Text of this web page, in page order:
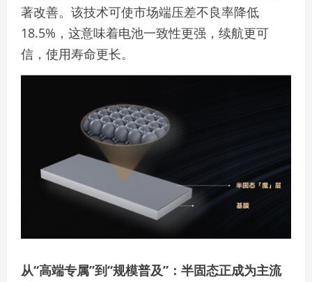
著改善。该技术可使市场端压差不良率降低
18.5%，这意味着电池一致性更强，续航更可
信，使用寿命更长。
从“高端专属”到“规模普及”：半固态正成为主流